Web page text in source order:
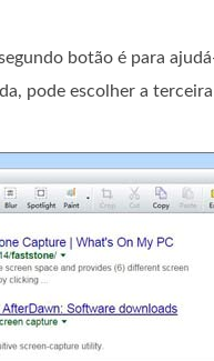
botão é para
pode escolher a